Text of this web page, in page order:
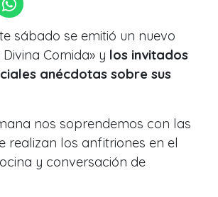
sábado se emitió un nuevo
Comida» y los invitados
anécdotas sobre sus
nos soprendemos con las
realizan los anfitriones en el
y conversación de